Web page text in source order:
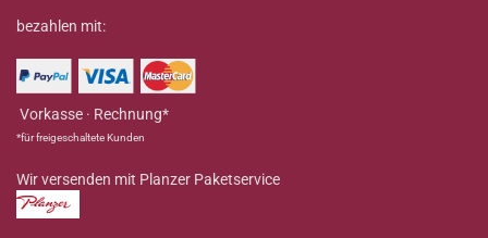
bezahlen mit:
Vorkasse · Rechnung*
*für freigeschaltete Kunden
Wir versenden mit Planzer Paketservice